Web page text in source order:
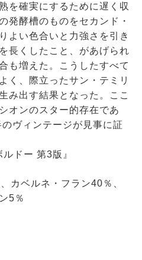
を確実にするために遅く収
発酵槽のものをセカンド・
よい色合いと力強さを引き
長くしたこと、があげられ
も増えた。こうしたすべて
く、際立ったサン・テミリ
み出す結果となった。ここ
オンのスター的存在であ
ヴィンテージが見事に証
ドー 第3版』
カベルネ・フラン40％、
5％